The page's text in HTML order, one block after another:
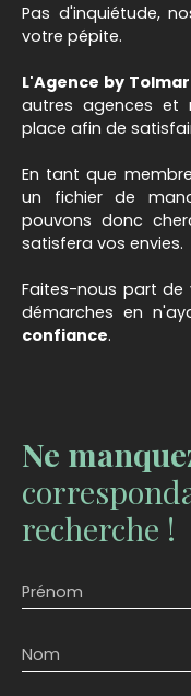
Pas d'inquiétude,
votre pépite.
L'Agence by Tolmar
autres agences et
place afin de
En tant que
un fichier de
pouvons donc
satisfera vos envies.
Faites-nous part
démarches en
confiance.
Ne
recherche !
Prénom
Nom